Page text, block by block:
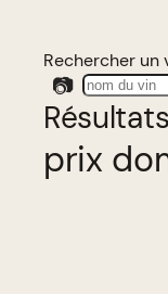
Rechercher un
📷
prix